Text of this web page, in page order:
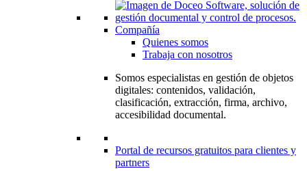
Compañía
Quienes somos
Trabaja con nosotros
Somos especialistas en gestión de objetos
digitales: contenidos, validación,
clasificación, extracción, firma, archivo,
accesibilidad documental.
Portal de recursos gratuitos para clientes y
partners